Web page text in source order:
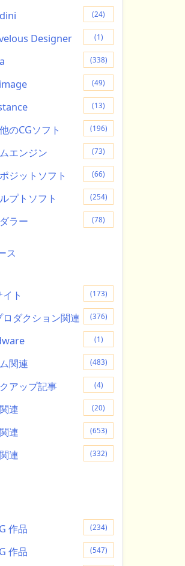
(24)
Designer (1)
(338)
(49)
(13)
のCGソフト (196)
エンジン (73)
ジットソフト (66)
プトソフト (254)
ラー (78)
ス
ト
(173)
ロダクション関連 (376)
(1)
関連 (483)
アップ記事 (4)
連 (20)
連 (653)
連 (332)
作品
(234)
作品 (547)